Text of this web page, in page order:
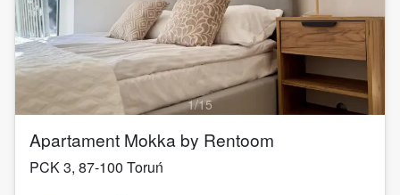
1/15
Apartament Mokka by Rentoom
PCK 3, 87-100 Toruń